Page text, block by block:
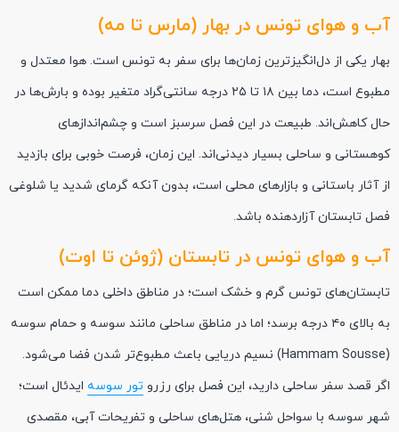
آب و هوای تونس در بهار (مارس تا مه)
بهار یکی از دل‌انگیزترین زمان‌ها برای سفر به تونس است. هوا معتدل و
مطبوع است، دما بین ۱۸ تا ۲۵ درجه سانتی‌گراد متغیر بوده و بارش‌ها در
حال کاهش‌اند. طبیعت در این فصل سرسبز است و چشم‌اندازهای
کوهستانی و ساحلی بسیار دیدنی‌اند. این زمان، فرصت خوبی برای بازدید
از آثار باستانی و بازارهای محلی است، بدون آنکه گرمای شدید یا شلوغی
فصل تابستان آزاردهنده باشد.
آب و هوای تونس در تابستان (ژوئن تا اوت)
تابستان‌های تونس گرم و خشک است؛ در مناطق داخلی دما ممکن است
به بالای ۴۰ درجه برسد؛ اما در مناطق ساحلی مانند سوسه و حمام سوسه
(Hammam Sousse) نسیم دریایی باعث مطبوع‌تر شدن فضا می‌شود.
اگر قصد سفر ساحلی دارید، این فصل برای رزرو تور سوسه ایدئال است؛
شهر سوسه با سواحل شنی، هتل‌های ساحلی و تفریحات آبی، مقصدی